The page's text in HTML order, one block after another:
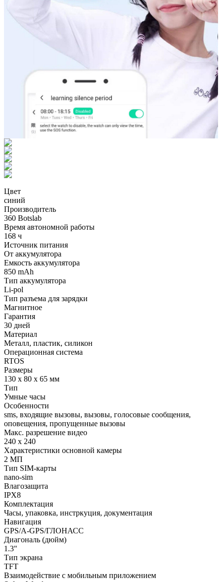
Цвет
синий
Производитель
360 Botslab
Время автономной работы
168 ч
Источник питания
От аккумулятора
Емкость аккумулятора
850 mAh
Тип аккумулятора
Li-pol
Тип разъема для зарядки
Магнитное
Гарантия
30 дней
Материал
Металл, пластик, силикон
Операционная система
RTOS
Размеры
130 х 80 х 65 мм
Тип
Умные часы
Особенности
sms, входящие вызовы, вызовы, голосовые сообщения,
оповещения, пропущенные вызовы
Макс. разрешение видео
240 х 240
Характеристики основной камеры
2 МП
Тип SIM-карты
nano-sim
Влагозащита
IPX8
Комплектация
Часы, упаковка, инстркуция, документация
Навигация
GPS/A-GPS/ГЛОНАСС
Диагональ (дюйм)
1.3"
Тип экрана
TFT
Взаимодействие с мобильным приложением